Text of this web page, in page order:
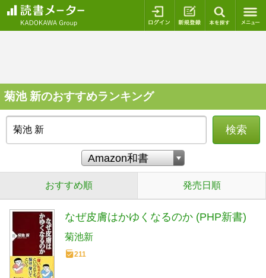
ログイン 新規登録
菊池 新のおすすめランキング
検索
おすすめ順 発売日順
なぜ皮膚はかゆくなるのか (PHP新書)
菊池新
211